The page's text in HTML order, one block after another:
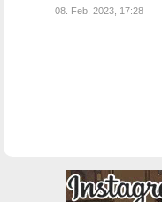
08. Feb. 2023, 17:28